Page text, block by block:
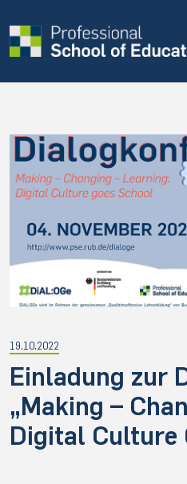
19.10.2022
Einladung zur
„Making –
Digital Culture